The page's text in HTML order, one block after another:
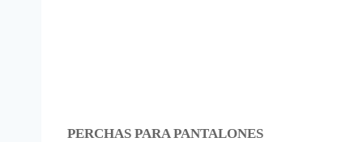
PERCHAS PARA PANTALONES